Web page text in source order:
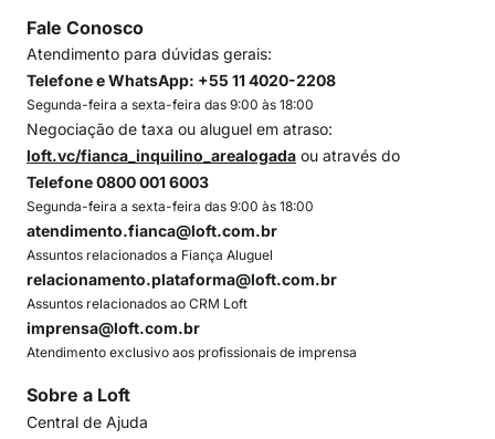
Fale Conosco
Atendimento para dúvidas gerais:
Telefone e WhatsApp: +55 11 4020-2208
Segunda-feira a sexta-feira das 9:00 às 18:00
Negociação de taxa ou aluguel em atraso:
loft.vc/fianca_inquilino_arealogada ou através do
Telefone 0800 001 6003
Segunda-feira a sexta-feira das 9:00 às 18:00
atendimento.fianca@loft.com.br
Assuntos relacionados a Fiança Aluguel
relacionamento.plataforma@loft.com.br
Assuntos relacionados ao CRM Loft
imprensa@loft.com.br
Atendimento exclusivo aos profissionais de imprensa
Sobre a Loft
Central de Ajuda